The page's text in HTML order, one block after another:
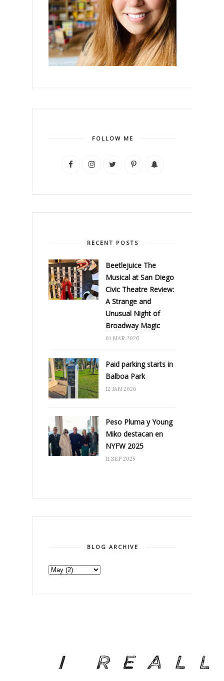
FOLLOW ME
RECENT POSTS
Beetlejuice The
Musical at San Diego
Civic Theatre Review:
A Strange and
Unusual Night of
Broadway Magic
01 MAR 2026
Paid parking starts in
Balboa Park
12 JAN 2026
Peso Pluma y Young
Miko destacan en
NYFW 2025
11 SEP 2025
BLOG ARCHIVE